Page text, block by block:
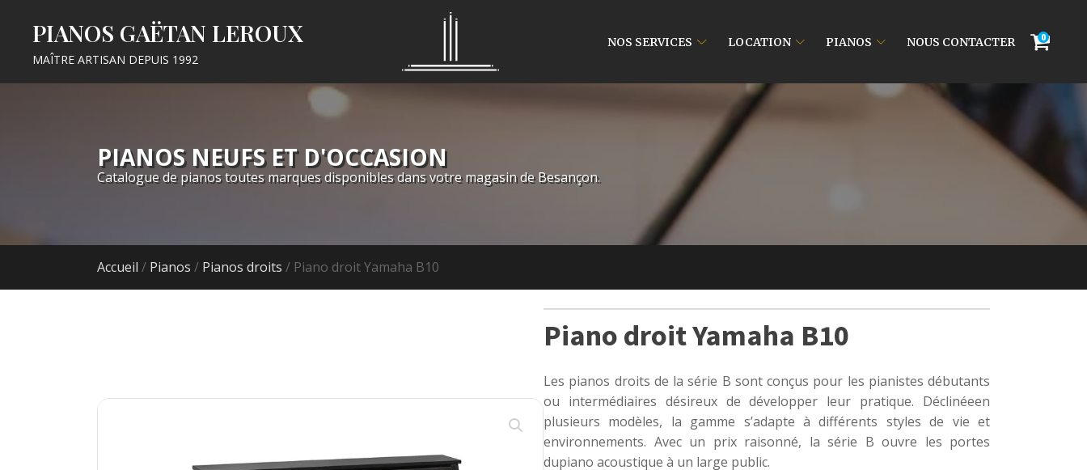
PIANOS GAËTAN LEROUX
MAÎTRE ARTISAN DEPUIS 1992
NOS SERVICES LOCATION PIANOS NOUS CONTACTER 0
PIANOS NEUFS ET D'OCCASION
Catalogue de pianos toutes marques disponibles dans votre magasin de Besançon.
Accueil / Pianos / Pianos droits / Piano droit Yamaha B10
Piano droit Yamaha B10
Les pianos droits de la série B sont conçus pour les pianistes débutants
ou intermédiaires désireux de développer leur pratique. Déclinéeen
plusieurs modèles, la gamme s’adapte à différents styles de vie et
environnements. Avec un prix raisonné, la série B ouvre les portes
dupiano acoustique à un large public.